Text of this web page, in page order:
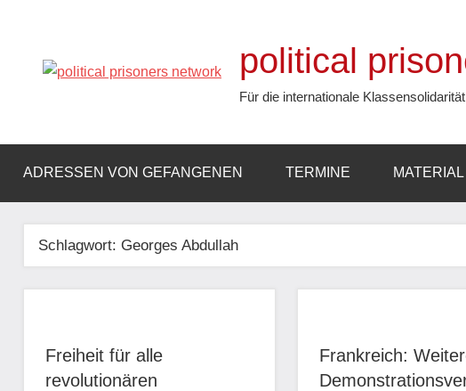
springen
political
Für die internationale Klassensolidarität
ADRESSEN VON GEFANGENEN TERMINE
Schlagwort: Georges Abdullah
Freiheit für alle
revolutionären
Frankreich: